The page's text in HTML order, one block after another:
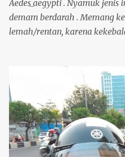
Aedes_aegypti . Nyamuk
demam berdarah . Memang
lemah/rentan, karena